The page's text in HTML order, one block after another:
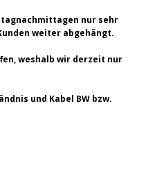
nur sehr
weiter abgehängt.
weshalb wir derzeit nur
und Kabel BW bzw.